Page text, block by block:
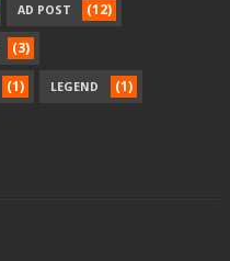
AD POST (12)
(3)
(1) LEGEND (1)